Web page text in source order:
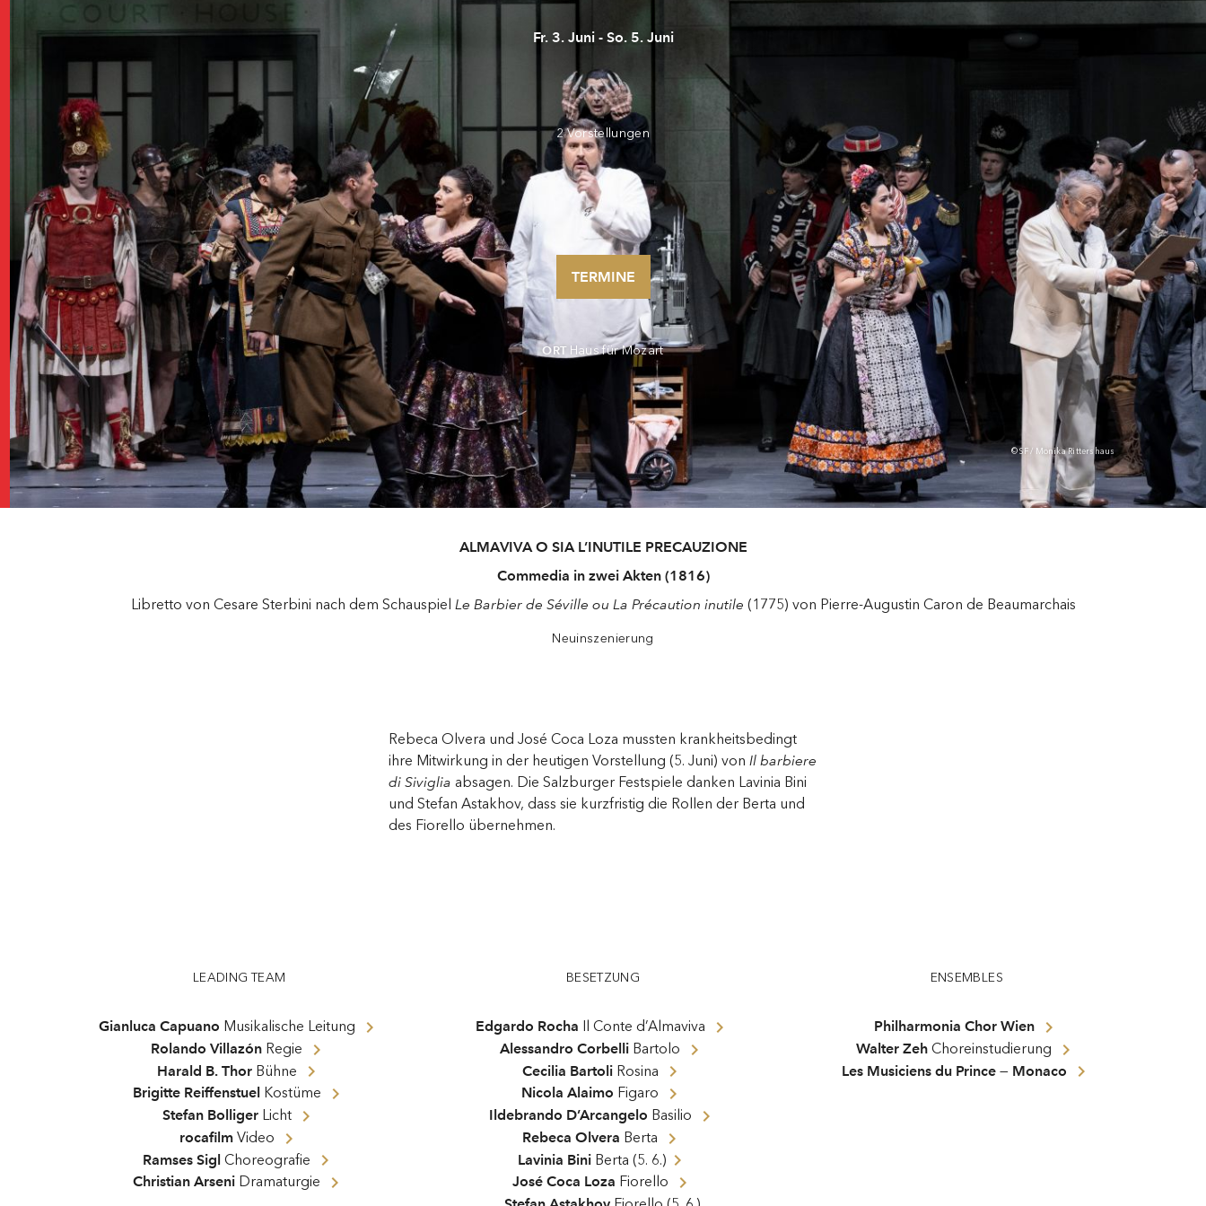
Fr. 3. Juni - So. 5. Juni
2 Vorstellungen
TERMINE
ORT Haus für Mozart
© SF / Monika Rittershaus
ALMAVIVA O SIA L’INUTILE PRECAUZIONE
Commedia in zwei Akten (1816)
Libretto von Cesare Sterbini nach dem Schauspiel Le Barbier de Séville ou La Précaution inutile (1775) von Pierre-Augustin Caron de Beaumarchais
Neuinszenierung
Rebeca Olvera und José Coca Loza mussten krankheitsbedingt
ihre Mitwirkung in der heutigen Vorstellung (5. Juni) von Il barbiere
di Siviglia absagen. Die Salzburger Festspiele danken Lavinia Bini
und Stefan Astakhov, dass sie kurzfristig die Rollen der Berta und
des Fiorello übernehmen.
LEADING TEAM
Gianluca Capuano Musikalische Leitung
Rolando Villazón Regie
Harald B. Thor Bühne
Brigitte Reiffenstuel Kostüme
Stefan Bolliger Licht
rocafilm Video
Ramses Sigl Choreografie
Christian Arseni Dramaturgie
BESETZUNG
Edgardo Rocha Il Conte d’Almaviva
Alessandro Corbelli Bartolo
Cecilia Bartoli Rosina
Nicola Alaimo Figaro
Ildebrando D’Arcangelo Basilio
Rebeca Olvera Berta
Lavinia Bini Berta (5. 6.)
José Coca Loza Fiorello
ENSEMBLES
Philharmonia Chor Wien
Walter Zeh Choreinstudierung
Les Musiciens du Prince — Monaco